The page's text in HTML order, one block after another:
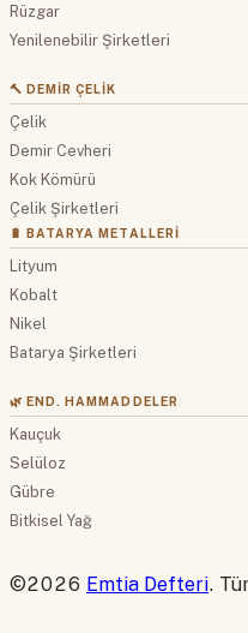
Rüzgar
Yenilenebilir Şirketleri
🔨 DEMIR ÇELIK
Çelik
Demir Cevheri
Kok Kömürü
Çelik Şirketleri
🔋 BATARYA METALLERI
Lityum
Kobalt
Nikel
Batarya Şirketleri
🌿 END. HAMMADDELER
Kauçuk
Selüloz
Gübre
Bitkisel Yağ
©2026 Emtia Defteri.